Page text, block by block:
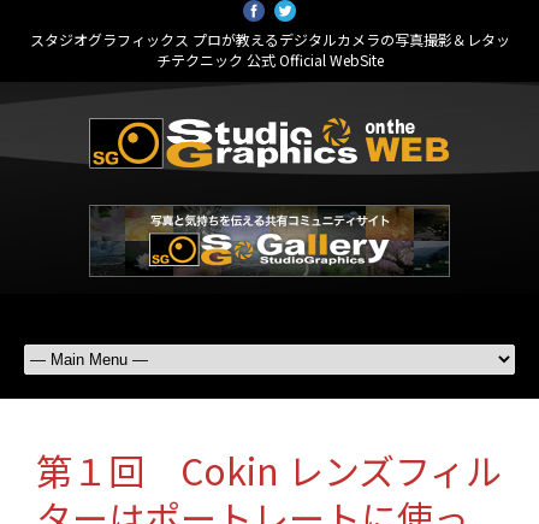
スタジオグラフィックス プロが教えるデジタルカメラの写真撮影＆レタッ
チテクニック 公式 Official WebSite
第１回 Cokin レンズフィル